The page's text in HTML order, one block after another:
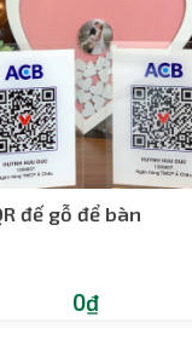
đế gỗ để bàn
0₫